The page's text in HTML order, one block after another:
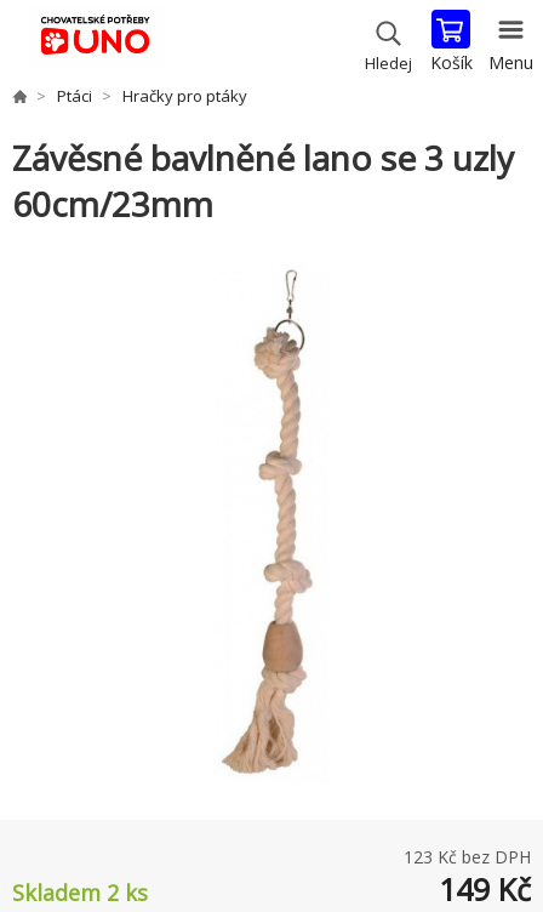
Hledej Košík Menu
Ptáci Hračky pro ptáky
Závěsné bavlněné lano se 3 uzly
60cm/23mm
123 Kč bez DPH
Skladem 2 ks 149 Kč